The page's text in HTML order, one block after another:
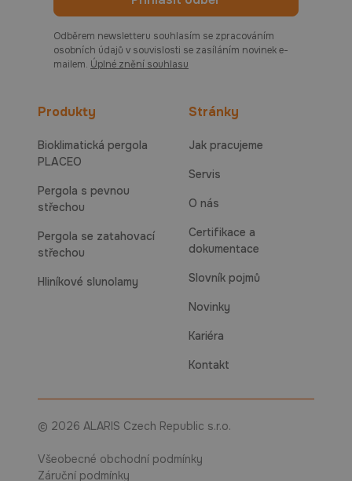
Odběrem newsletteru souhlasím se zpracováním
osobních údajů v souvislosti se zasíláním novinek e-
mailem. Úplné znění souhlasu
Produkty
Bioklimatická pergola
PLACEO
Pergola s pevnou
střechou
Pergola se zatahovací
střechou
Hliníkové slunolamy
Stránky
Jak pracujeme
Servis
O nás
Certifikace a
dokumentace
Slovník pojmů
Novinky
Kariéra
Kontakt
© 2026 ALARIS Czech Republic s.r.o.
Všeobecné obchodní podmínky
Záruční podmínky